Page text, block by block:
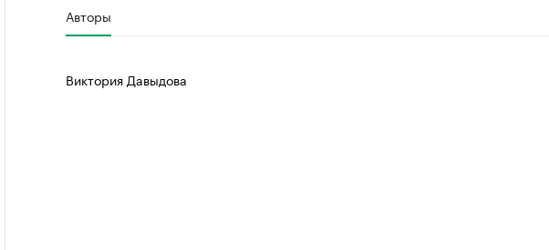
Авторы
Виктория Давыдова